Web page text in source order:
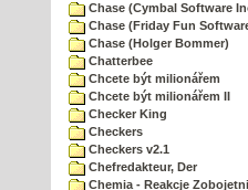
Chase (Cymbal Software
Chase (Friday Fun
Chase (Holger Bommer)
Chatterbee
Chcete být milionářem
Chcete být milionářem II
Checker King
Checkers
Checkers v2.1
Chefredakteur, Der
Chemia - Reakcje